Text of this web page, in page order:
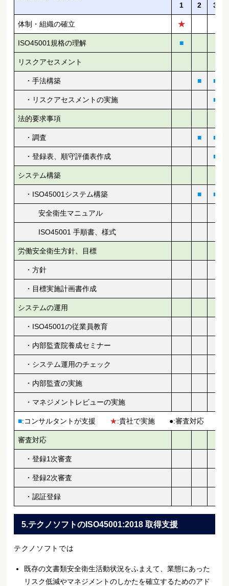
1 2 3
体制・組織の確立 ★
ISO45001規格の理解 ■
リスクアセスメント
・手法構築 ■ ■
・リスクアセスメントの実施 ■
法的要求事項
・調査 ■ ■
・登録表、順守評価表作成 ■
システム構築
・ISO45001システム構築 ■ ■
安全衛生マニュアル
ISO45001 手順書、様式
労働安全衛生方針、目標
・方針
・目標実施計画書作成
システムの運用
・ISO45001の従業員教育
・内部監査院養成セミナー
・システム運用のチェック
・内部監査の実施
・マネジメントレビューの実施
■:コンサルタントが支援 ★:貴社で実施 ●:審査対応
審査対応
・登録1次審査
・登録2次審査
・認証登録
5.テクノソフトのISO45001:2018 取得支援
テクノソフトでは
既存の文書類安全衛生活動状況をふまえて、業態にあった
リスク低減やマネジメントのしかたを確立するためのアド